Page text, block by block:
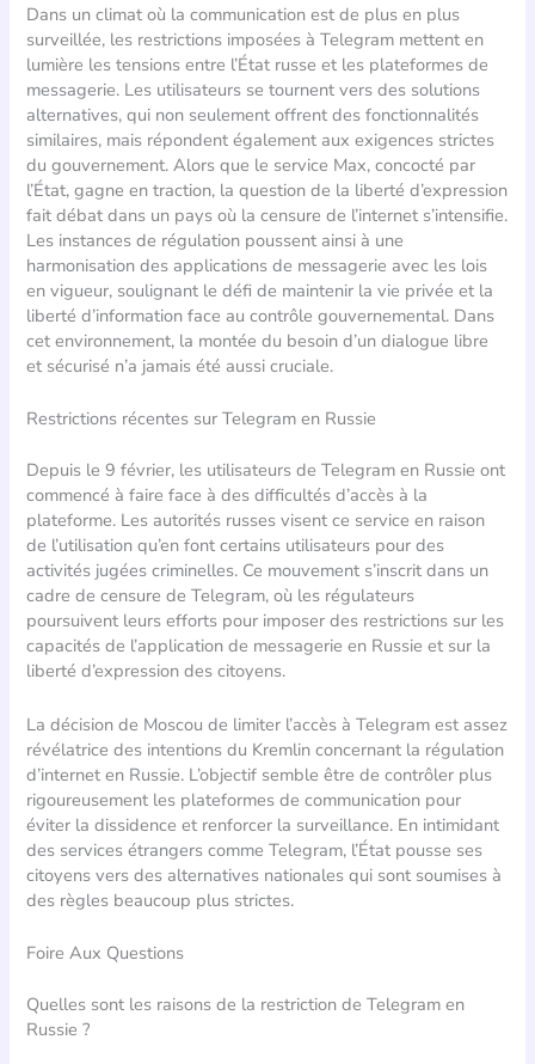
Dans un climat où la communication est de plus en plus
surveillée, les restrictions imposées à Telegram mettent en
lumière les tensions entre l’État russe et les plateformes de
messagerie. Les utilisateurs se tournent vers des solutions
alternatives, qui non seulement offrent des fonctionnalités
similaires, mais répondent également aux exigences strictes
du gouvernement. Alors que le service Max, concocté par
l’État, gagne en traction, la question de la liberté d’expression
fait débat dans un pays où la censure de l’internet s’intensifie.
Les instances de régulation poussent ainsi à une
harmonisation des applications de messagerie avec les lois
en vigueur, soulignant le défi de maintenir la vie privée et la
liberté d’information face au contrôle gouvernemental. Dans
cet environnement, la montée du besoin d’un dialogue libre
et sécurisé n’a jamais été aussi cruciale.
Restrictions récentes sur Telegram en Russie
Depuis le 9 février, les utilisateurs de Telegram en Russie ont
commencé à faire face à des difficultés d’accès à la
plateforme. Les autorités russes visent ce service en raison
de l’utilisation qu’en font certains utilisateurs pour des
activités jugées criminelles. Ce mouvement s’inscrit dans un
cadre de censure de Telegram, où les régulateurs
poursuivent leurs efforts pour imposer des restrictions sur les
capacités de l’application de messagerie en Russie et sur la
liberté d’expression des citoyens.
La décision de Moscou de limiter l’accès à Telegram est assez
révélatrice des intentions du Kremlin concernant la régulation
d’internet en Russie. L’objectif semble être de contrôler plus
rigoureusement les plateformes de communication pour
éviter la dissidence et renforcer la surveillance. En intimidant
des services étrangers comme Telegram, l’État pousse ses
citoyens vers des alternatives nationales qui sont soumises à
des règles beaucoup plus strictes.
Foire Aux Questions
Quelles sont les raisons de la restriction de Telegram en
Russie ?